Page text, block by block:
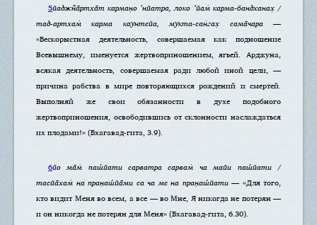
5йаджн̃а̄ртха̄т карман̣о ’нйатра, локо ’йам̇ карма-бандханах̣ /
тад-артхам̇ карма каунтейа, мукта-сан̇гах̣ сама̄чара—
«Бескорыстная деятельность, совершаемая как подношение
Всевышнему, именуется жертвоприношением, ягьей. Арджуна,
всякая деятельность, совершаемая ради любой иной цели, —
причина рабства в мире повторяющихся рождений и смертей.
Выполняй же свои обязанности в духе подобного
жертвоприношения, освободившись от склонности наслаждаться
их плодами!» (Бхагавад-гита, 3.9).
6йо ма̄м̇ паш́йати сарватра сарвам̇ ча майи паш́йати /
тасйа̄хам̇ на пран̣аш́йа̄ми са ча ме на пран̣аш́йати— «Для того,
кто видит Меня во всем, а все — во Мне, Я никогда не потерян —
и он никогда не потерян для Меня» (Бхагавад-гита, 6.30).